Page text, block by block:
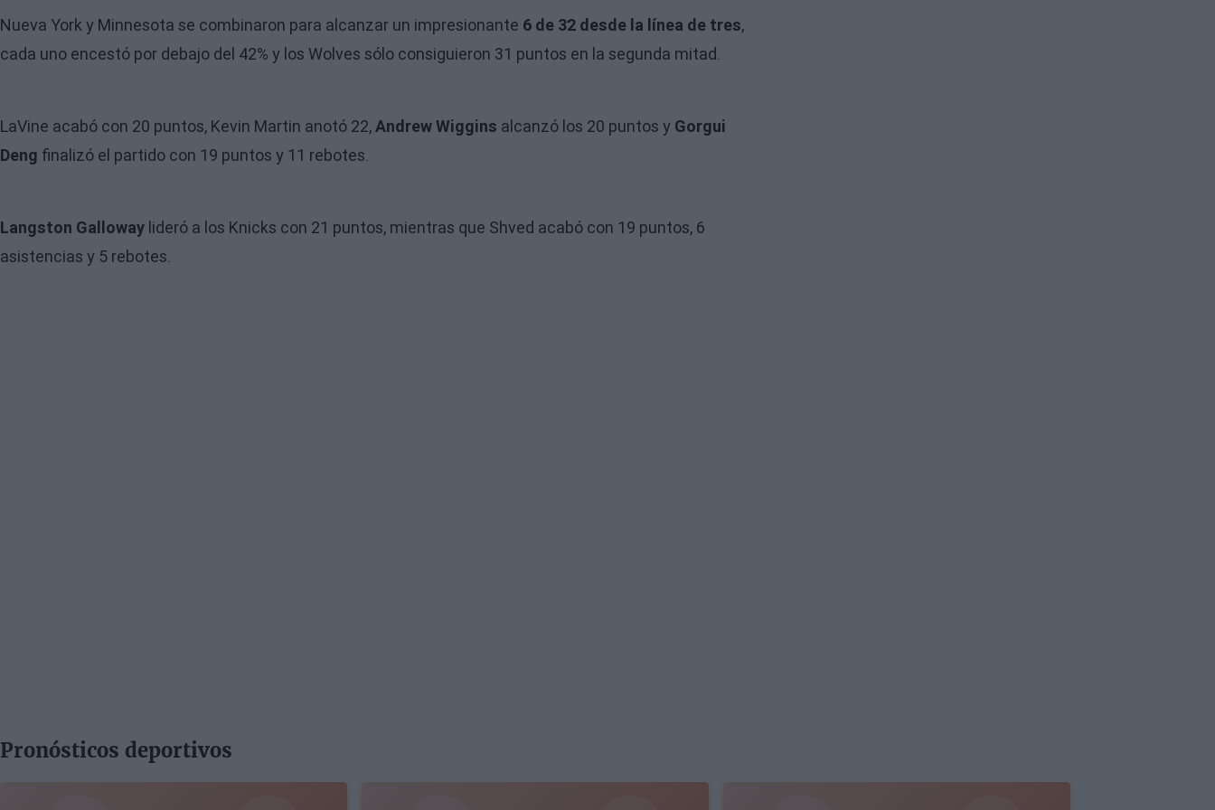
Nueva York y Minnesota se combinaron para alcanzar un impresionante 6 de 32 desde la línea de tres,
cada uno encestó por debajo del 42% y los Wolves sólo consiguieron 31 puntos en la segunda mitad.
LaVine acabó con 20 puntos, Kevin Martin anotó 22,Andrew Wiggins alcanzó los 20 puntos y Gorgui
Deng finalizó el partido con 19 puntos y 11 rebotes.
Langston Galloway lideró a los Knicks con 21 puntos, mientras que Shved acabó con 19 puntos, 6
asistencias y 5 rebotes.
Pronósticos deportivos